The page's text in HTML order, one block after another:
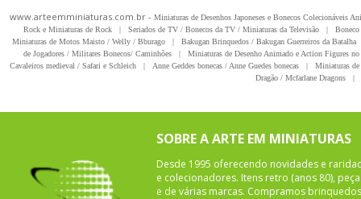
www.arteemminiaturas.com.br - Miniaturas de Desenhos Japoneses e Bonecos Colecionáveis
Rock e Miniaturas de Rock
| Seriados de TV / Bonecos da TV / Miniaturas da Televisão |
Miniaturas de Motos Maisto / Welly / Bburago
| Bakugan Brinquedos / Bakugan Guerreiros da Batalha
de Jogadores / Militares Bonecos/ Caminhões
|
Miniaturas de Desenho Animado e Action Figures
Cavaleiros medieval / Safari e Schleich
| Anne Geddes bonecas / Anne Guedes bonecas |
Miniaturas
Dragão / Mcfarlane Dragons
|
SOBRE A ARTE EM MINIATURAS
Desde 1995 oferecendo novidades e
e colecionadores. Itens retro (anos 80),
e de várias marcas. Compramos